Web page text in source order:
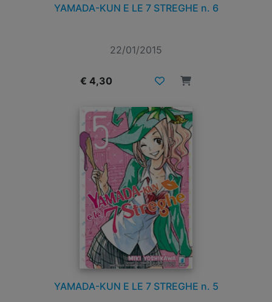
YAMADA-KUN E LE 7 STREGHE n. 6
22/01/2015
€ 4,30
YAMADA-KUN E LE 7 STREGHE n. 5